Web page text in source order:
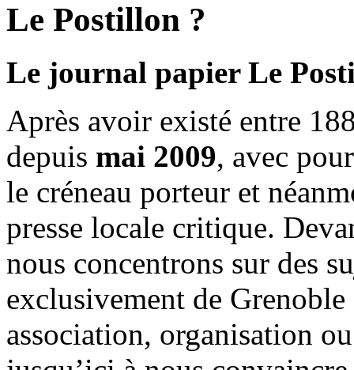
Le Postillon ?
Le journal papier Le
Après avoir existé entre
depuis mai 2009, avec
le créneau porteur et
presse locale critique.
nous concentrons sur des
exclusivement de
association, organisation